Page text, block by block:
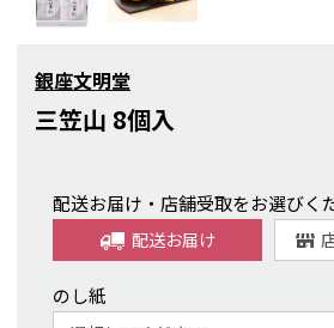
銀座文明堂
三笠山 8個入
配送お届け・店舗受取をお選びく
配送お届け
のし紙